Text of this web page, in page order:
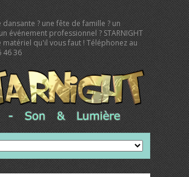
dansante ? une fête de famille ? un
événement professionnel ? STARNIGHT
matériel qu'il vous faut ! Téléphonez au
46 36